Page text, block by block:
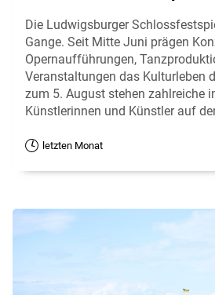
Die Ludwigsburger
Gange. Seit Mitte Juni prägen
Opernaufführungen,
Veranstaltungen das Kulturleben
zum 5. August stehen zahlreiche
Künstlerinnen und Künstler auf
letzten Monat